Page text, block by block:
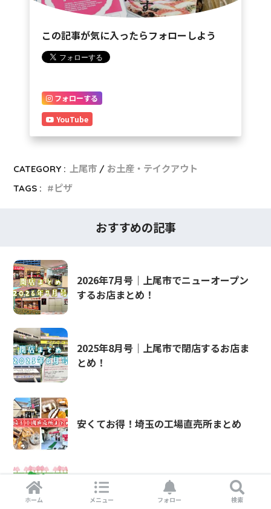
この記事が気に入ったらフォローしよう
フォローする
YouTube
CATEGORY : 上尾市
お土産・テイクアウト
TAGS :
ピザ
おすすめの記事
2026年7月号｜上尾市でニューオープン
するお店まとめ！
2025年8月号｜上尾市で閉店するお店ま
とめ！
安くてお得！埼玉の工場直売所まとめ
【2025年】埼玉にニューオープンするお
店まとめ
ホーム メニュー フォロー 検索